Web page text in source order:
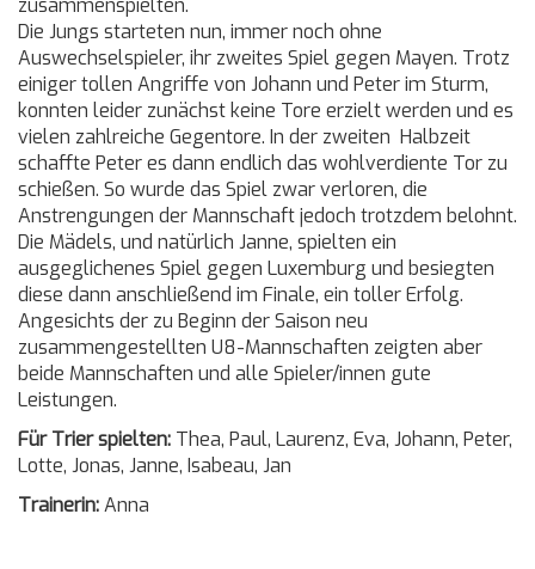
Die Jungs starteten nun, immer noch ohne
Auswechselspieler, ihr zweites Spiel gegen Mayen. Trotz
einiger tollen Angriffe von Johann und Peter im Sturm,
konnten leider zunächst keine Tore erzielt werden und es
vielen zahlreiche Gegentore. In der zweiten Halbzeit
schaffte Peter es dann endlich das wohlverdiente Tor zu
schießen. So wurde das Spiel zwar verloren, die
Anstrengungen der Mannschaft jedoch trotzdem belohnt.
Die Mädels, und natürlich Janne, spielten ein
ausgeglichenes Spiel gegen Luxemburg und besiegten
diese dann anschließend im Finale, ein toller Erfolg.
Angesichts der zu Beginn der Saison neu
zusammengestellten U8-Mannschaften zeigten aber
beide Mannschaften und alle Spieler/innen gute
Leistungen.
Für Trier spielten: Thea, Paul, Laurenz, Eva, Johann, Peter,
Lotte, Jonas, Janne, Isabeau, Jan
Trainerin:Anna